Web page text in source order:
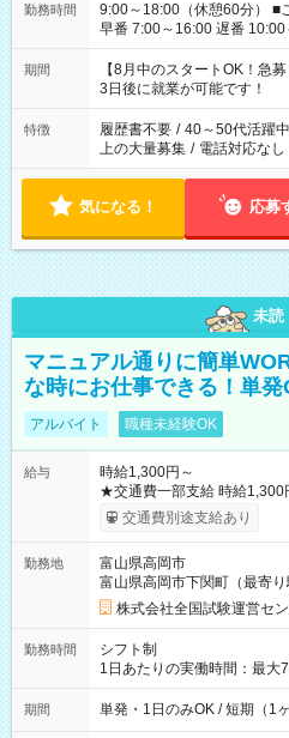
勤務時間
9:00～18:00（休憩60分） ■ご希望があれば下記シフトもOK！
早番 7:00～16:00 遅番 10:00～
と休みを合わせたい」 「余
「できれば残業はしたくな
ね。 ※Wワーク希望の方へ 今ご覧のお仕事で希望する勤務時間
と、もう1つのお仕事の勤務
合は応募できません。
期間
【8月中のスタートOK！急
3日後に就業が可能です！
特徴 履歴書不要 / 40～50代活躍中
上の大量募集 / 電話対応なし
気になる！ 応募
未読
マニュアル通りに簡単
な時にお仕事できる！単
アルバイト 職種未経験OK
給与
時給1,300円～
★交通費一部支給 時給1,300円～ ※試験・役割により手当あり
※勤務回数により昇給あり
り！】 希望される場合、勤
例】 ・河合塾模擬試験 8:30
×8時間＝日収10,400円＋交
円の場合あり ・国家試験
円（役割手当＋100円）×6時間
間】試用期間なし
交通費別途支給あり
勤務地
富山県高岡市
富山県高岡市下関町（最寄り
株式会社全国試験運営セ
勤務時間
シフト制
1日あたりの実働時間：最
間は 試験により異なりま
期間 単発・1日のみOK / 短期（1ヶ